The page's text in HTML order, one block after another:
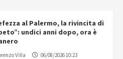
al Palermo, la rivincita di
undici anni dopo, ora è
Villa 06/08/2026 10:23